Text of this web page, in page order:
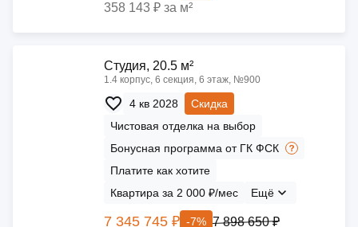
358 143 ₽ за м²
Cтудия, 20.5 м²
1.4 корпус, 6 секция, 6 этаж, №900
4 кв 2028
Скидка
Чистовая отделка на выбор
Бонусная программа от ГК ФСК
Платите как хотите
Квартира за 2 000 ₽/мес
Ещё
7 345 745 ₽ -7% 7 898 650 ₽